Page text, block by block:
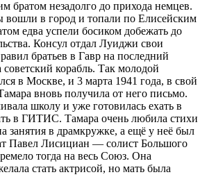
братом незадолго до прихода немцев.
вошли в город и топали по Елисейским
едва успели босиком добежать до
Консул отдал Луиджи свои
братьев в Гавр на последний
корабль. Так молодой
в Москве, и 3 марта 1941 года, в свой
вновь получила от него письмо.
школу и уже готовилась ехать в
в ГИТИС. Тамара очень любила стихи
занятия в драмкружке, а ещё у неё был
Павел Лисициан — солист Большого
тогда на весь Союз. Она
стать актрисой, но мать была